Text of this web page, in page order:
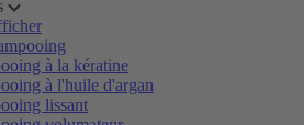
à la kératine
à l'huile d'argan
lissant